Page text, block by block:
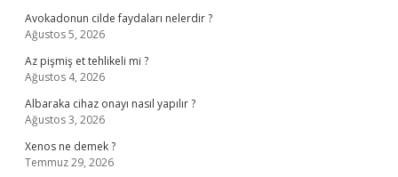
Avokadonun cilde faydaları nelerdir ?
Ağustos 5, 2026
Az pişmiş et tehlikeli mi ?
Ağustos 4, 2026
Albaraka cihaz onayı nasıl yapılır ?
Ağustos 3, 2026
Xenos ne demek ?
Temmuz 29, 2026